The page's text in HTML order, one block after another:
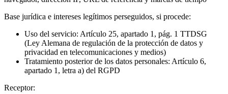
Base jurídica e intereses legítimos perseguidos, si procede:
Uso del servicio: Artículo 25, apartado 1, pág. 1 TTDSG
(Ley Alemana de regulación de la protección de datos y
privacidad en telecomunicaciones y medios)
Tratamiento posterior de los datos personales: Artículo 6,
apartado 1, letra a) del RGPD
Receptor: